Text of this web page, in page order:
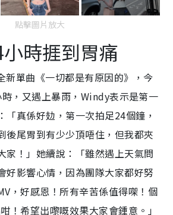
點擊圖片放大
時捱到胃痛
新單曲《一切都是有原因的》，今
，又遇上暴雨，Windy表示是第一
「真係好攰，第一次拍足24個鐘，
後尾胃到有少少頂唔住，但我都夾
家！」她續說：「雖然遇上天氣問
好影響心情，因為團隊大家都好努
，好感恩！所有辛苦係值得㗎！個
！希望出嚟嘅效果大家會鍾意。」